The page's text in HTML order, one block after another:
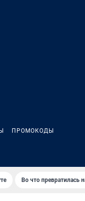
ПРОМОКОДЫ
Во что превратилась